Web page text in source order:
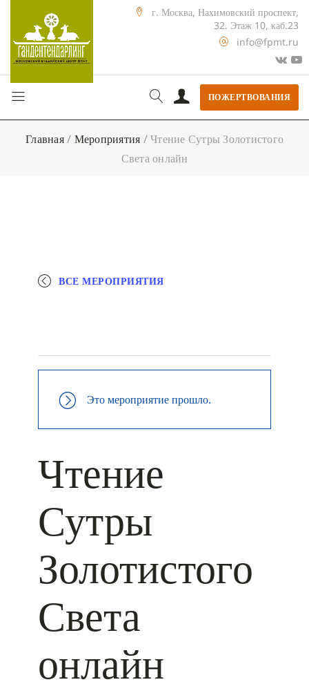
г. Москва, Нахимовский проспект,
32. Этаж 10, каб.23
info@fpmt.ru
ПОЖЕРТВОВАНИЯ
Главная/ Мероприятия /Чтение Сутры Золотистого
Света онлайн
ВСЕ МЕРОПРИЯТИЯ
Это мероприятие прошло.
Чтение
Сутры
Золотистого
Света
онлайн